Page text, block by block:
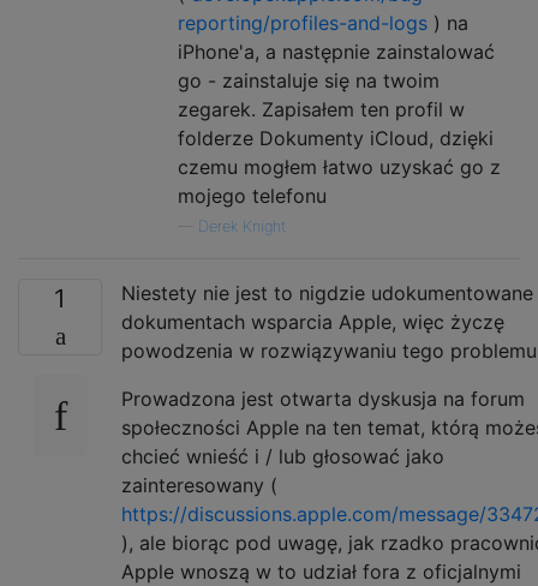
reporting/profiles-and-logs ) na
iPhone'a, a następnie zainstalować
go - zainstaluje się na twoim
zegarek. Zapisałem ten profil w
folderze Dokumenty iCloud, dzięki
czemu mogłem łatwo uzyskać go z
mojego telefonu
Derek Knight
1
Niestety nie jest to nigdzie
dokumentach wsparcia Apple, więc życzę
powodzenia w rozwiązywaniu tego
Prowadzona jest otwarta dyskusja na forum
społeczności Apple na ten temat, którą
chcieć wnieść i / lub głosować jako
zainteresowany (
https://discussions.apple.com/message/
), ale biorąc pod uwagę, jak rzadko
Apple wnoszą w to udział fora z oficjalnymi